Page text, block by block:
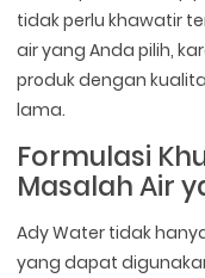
tidak perlu khawatir
air yang Anda pilih,
produk dengan
lama.
Formulasi
Masalah Air
Ady Water tidak
yang dapat